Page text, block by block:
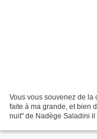
Vous vous souvenez de la
faite à ma grande, et bien
nuit" de Nadège Saladini